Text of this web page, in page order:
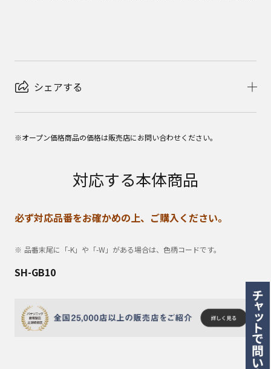
シェアする
※オープン価格商品の価格は販売店にお問い合わせください。
対応する本体商品
必ず対応品番をお確かめの上、ご購入ください。
品番末尾に「-K」や「-W」がある場合は、色柄コードです。
SH-GB10